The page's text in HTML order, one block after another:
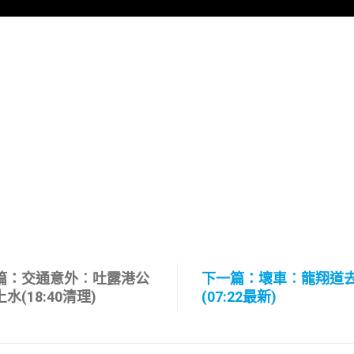
：交通意外︰吐露港公
水(18:40清理)
下一篇：壞車︰龍翔道
(07:22最新)